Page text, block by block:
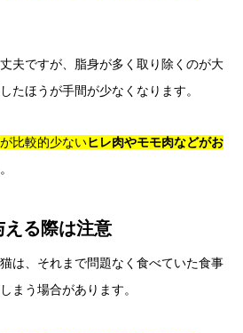
夫ですが、脂身が多く取り除くのが大
たほうが手間が少なくなります。
比較的少ないヒレ肉やモモ肉などがお
る際は注意
は、それまで問題なく食べていた食事
まう場合があります。